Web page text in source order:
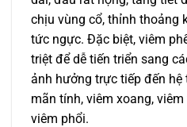
chịu vùng cổ, thỉnh thoảng
tức ngực. Đặc biệt, viêm
triệt để dễ tiến triển sang
ảnh hưởng trực tiếp đến
mãn tính, viêm xoang,
viêm phổi.